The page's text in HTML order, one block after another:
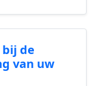
de
van uw